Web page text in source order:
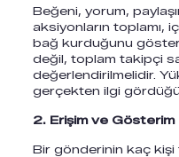
Beğeni, yorum,
aksiyonların toplamı,
bağ kurduğunu
değil, toplam takipçi
değerlendirilmelidir.
gerçekten ilgi
2. Erişim ve Gösterim
Bir gönderinin kaç kişi